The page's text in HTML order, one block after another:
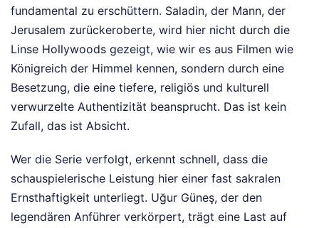
fundamental zu erschüttern. Saladin, der Mann, der
Jerusalem zurückeroberte, wird hier nicht durch die
Linse Hollywoods gezeigt, wie wir es aus Filmen wie
Königreich der Himmel kennen, sondern durch eine
Besetzung, die eine tiefere, religiös und kulturell
verwurzelte Authentizität beansprucht. Das ist kein
Zufall, das ist Absicht.
Wer die Serie verfolgt, erkennt schnell, dass die
schauspielerische Leistung hier einer fast sakralen
Ernsthaftigkeit unterliegt. Uğur Güneş, der den
legendären Anführer verkörpert, trägt eine Last auf